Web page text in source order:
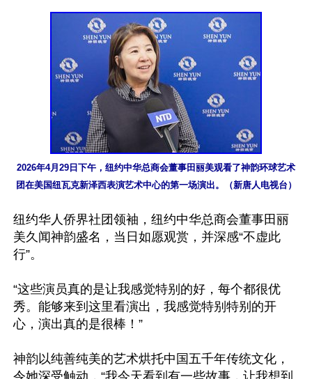
2026年4月29日下午，纽约中华总商会董事田丽美观看了神韵环球艺术
团在美国纽瓦克新泽西表演艺术中心的第一场演出。（新唐人电视台）
纽约华人侨界社团领袖，纽约中华总商会董事田丽
美久闻神韵盛名，当日如愿观赏，并深感“不虚此
行”。
“这些演员真的是让我感觉特别的好，每个都很优
秀。能够来到这里看演出，我感觉特别特别的开
心，演出真的是很棒！”
神韵以纯善纯美的艺术烘托中国五千年传统文化，
令她深受触动，“我今天看到有一些故事，让我想到